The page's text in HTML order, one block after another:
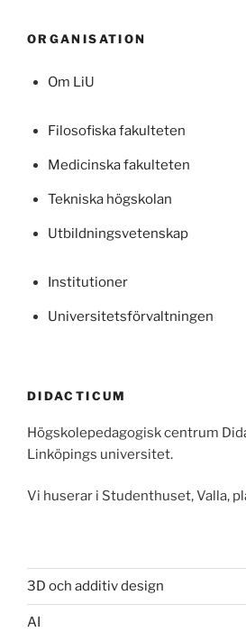
ORGANISATION
Om LiU
Filosofiska fakulteten
Medicinska fakulteten
Tekniska högskolan
Utbildningsvetenskap
Institutioner
Universitetsförvaltningen
DIDACTICUM
Högskolepedagogisk centrum
Linköpings universitet.
Vi huserar i Studenthuset, Valla,
3D och additiv design
AI